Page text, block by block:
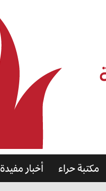
مكتبة حراء أخبار مفيدة